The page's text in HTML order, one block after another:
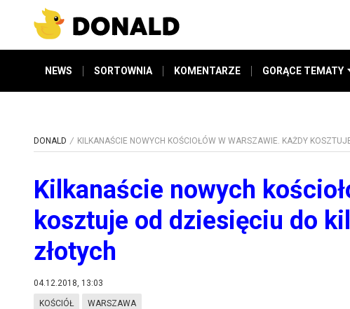
NEWS SORTOWNIA KOMENTARZE GORĄCE TEMATY
DONALD KILKANAŚCIE NOWYCH KOŚCIOŁÓW W WARSZAWIE. KAŻDY
Kilkanaście nowych
kosztuje od dziesięciu do
złotych
04.12.2018, 13:03
KOŚCIÓŁ WARSZAWA